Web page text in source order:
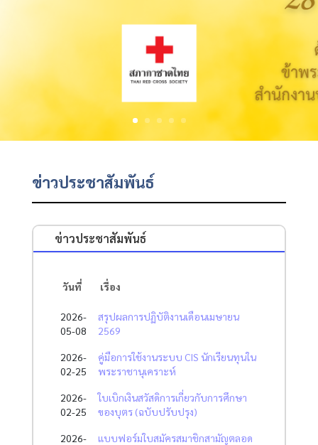
ข่าวประชาสัมพันธ์
ข่าวประชาสัมพันธ์
วันที่ เรื่อง
2026-
05-08
สรุปผลการปฏิบัติงานเดือนเมษายน
2569
2026-
02-25
คู่มือการใช้งานระบบ CIS นักเรียนทุนใน
พระราชานุเคราะห์
2026-
02-25
ใบเบิกเงินสวัสดิการเกี่ยวกับการศึกษา
ของบุตร (ฉบับปรับปรุง)
2026-
แบบฟอร์มใบสมัครสมาชิกสามัญตลอด